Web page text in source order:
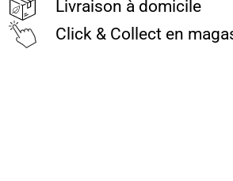
Livraison à domicile
Click & Collect en